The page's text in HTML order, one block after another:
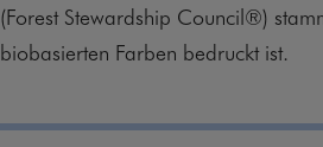
(Forest Stewardship Council®)
biobasierten Farben bedruckt ist.